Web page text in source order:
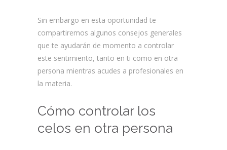
Sin embargo en esta oportunidad te
compartiremos algunos consejos generales
que te ayudarán de momento a controlar
este sentimiento, tanto en ti como en otra
persona mientras acudes a profesionales en
la materia.
Cómo controlar los
celos en otra persona